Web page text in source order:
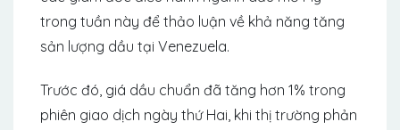
trong tuần này để thảo luận về khả năng tăng
sản lượng dầu tại Venezuela.
Trước đó, giá dầu chuẩn đã tăng hơn 1% trong
phiên giao dịch ngày thứ Hai, khi thị trường phản